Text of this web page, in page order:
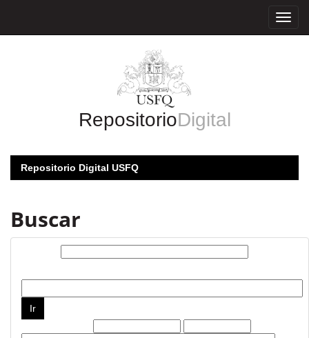
RepositorioDigital
Repositorio Digital USFQ
Buscar